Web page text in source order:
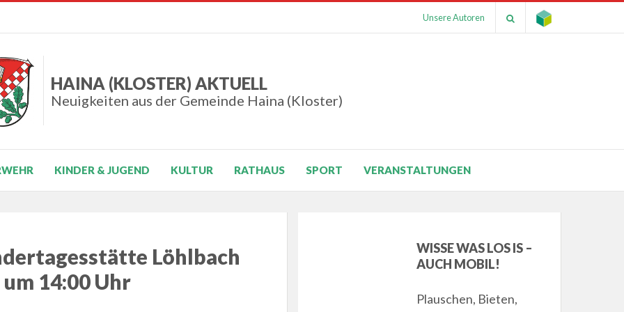
Unsere Autoren
HAINA (KLOSTER) AKTUELL
Neuigkeiten aus der Gemeinde Haina (Kloster)
KINDER & JUGEND KULTUR RATHAUS SPORT VERANSTALTUNGEN
Löhlbach
14:00 Uhr
WISSE WAS LOS IS –
AUCH MOBIL!
Plauschen, Bieten,